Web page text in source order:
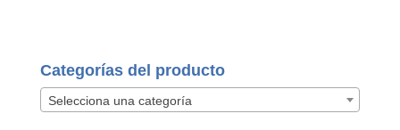
Categorías del producto
Selecciona una categoría